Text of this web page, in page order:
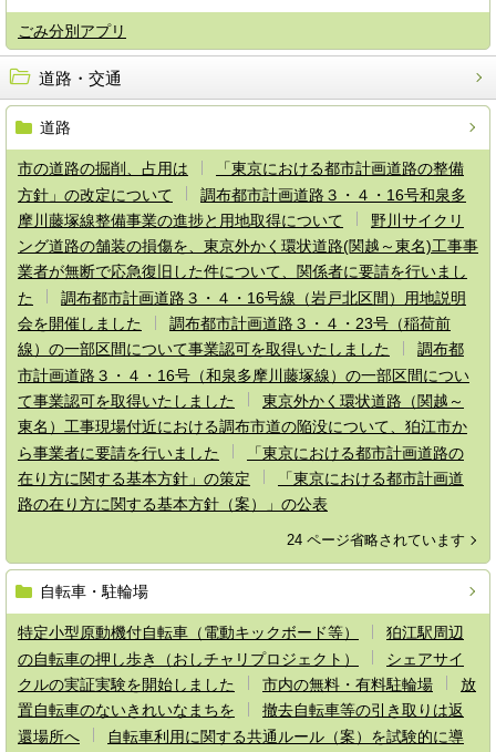
ごみ分別アプリ
道路・交通
道路
市の道路の掘削、占用は
「東京における都市計画道路の整備
方針」の改定について
調布都市計画道路３・４・16号和泉多
摩川藤塚線整備事業の進捗と用地取得について
野川サイクリ
ング道路の舗装の損傷を、東京外かく環状道路(関越～東名)工事事
業者が無断で応急復旧した件について、関係者に要請を行いまし
た
調布都市計画道路３・４・16号線（岩戸北区間）用地説明
会を開催しました
調布都市計画道路３・４・23号（稲荷前
線）の一部区間について事業認可を取得いたしました
調布都
市計画道路３・４・16号（和泉多摩川藤塚線）の一部区間につい
て事業認可を取得いたしました
東京外かく環状道路（関越～
東名）工事現場付近における調布市道の陥没について、狛江市か
ら事業者に要請を行いました
「東京における都市計画道路の
在り方に関する基本方針」の策定
「東京における都市計画道
路の在り方に関する基本方針（案）」の公表
24 ページ省略されています
自転車・駐輪場
特定小型原動機付自転車（電動キックボード等）
狛江駅周辺
の自転車の押し歩き（おしチャリプロジェクト）
シェアサイ
クルの実証実験を開始しました
市内の無料・有料駐輪場
放
置自転車のないきれいなまちを
撤去自転車等の引き取りは返
還場所へ
自転車利用に関する共通ルール（案）を試験的に導